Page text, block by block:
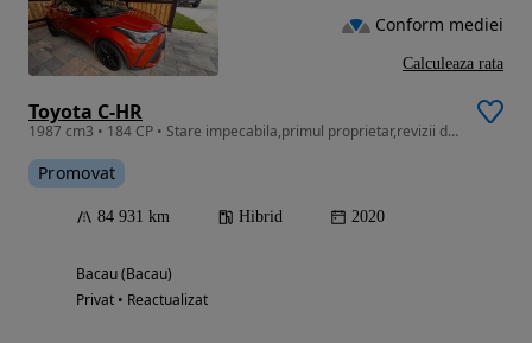
Toyota C-HR
1987 cm3 • 184 CP • Stare impecabila,primul proprietar,revizii doar la reprezentanta
Promovat
84 931 km Hibrid 2020
Bacau (Bacau)
Privat • Reactualizat
Conform mediei
Calculeaza rata